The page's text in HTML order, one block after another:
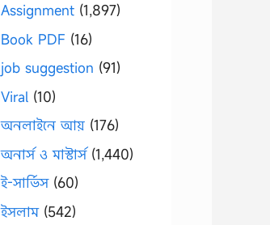
Assignment (1,897)
Book PDF (16)
job suggestion (91)
Viral (10)
অনলাইনে আয় (176)
অনার্স ও মাস্টার্স(1,440)
ই-সার্ভিস(60)
ইসলাম(542)